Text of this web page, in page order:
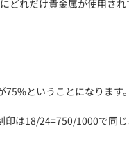
どれだけ貴金属が使用さ
75%ということになります
印は18/24=750/1000で同